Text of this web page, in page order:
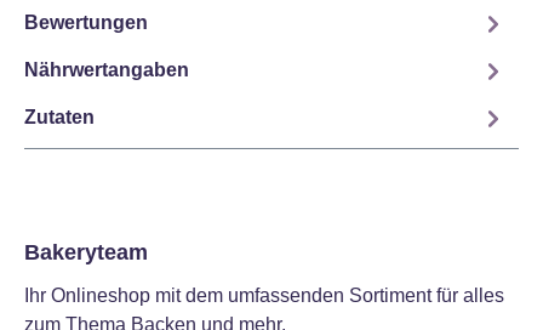
Bewertungen
Nährwertangaben
Zutaten
Bakeryteam
Ihr Onlineshop mit dem umfassenden Sortiment für alles
zum Thema Backen und mehr.